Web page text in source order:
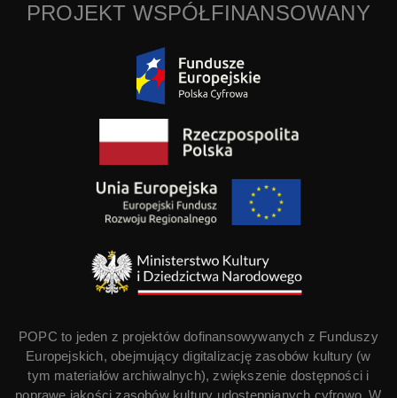
PROJEKT WSPÓŁFINANSOWANY
POPC to jeden z projektów dofinansowywanych z Funduszy
Europejskich, obejmujący digitalizację zasobów kultury (w
tym materiałów archiwalnych), zwiększenie dostępności i
poprawę jakości zasobów kultury udostępnianych cyfrowo. W